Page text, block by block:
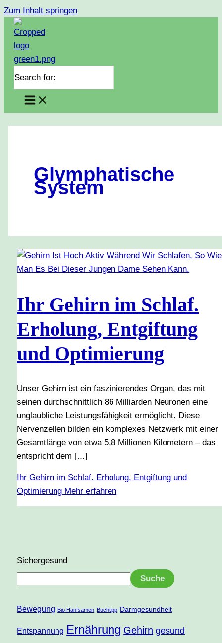
Zum Inhalt springen
Search for:
Glymphatische
System
Ihr Gehirn im Schlaf.
Erholung, Entgiftung
und Optimierung
Unser Gehirn ist ein faszinierendes Organ, das mit
seinen durchschnittlich 86 Milliarden Neuronen eine
unglaubliche Leistungsfähigkeit ermöglicht. Diese
Nervenzellen bilden ein komplexes Netzwerk mit einer
Gesamtlänge von etwa 5,8 Millionen Kilometern – das
entspricht dem […]
Ihr Gehirn im Schlaf. Erholung, Entgiftung und
Optimierung Mehr erfahren
Sichergesund
Suche
Bewegung Bio Hanfsamen Buchtipp Darmgesundheit
Entspannung Ernährung Gehirn gesund